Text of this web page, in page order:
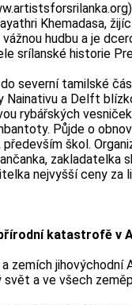
Khemadasa,
hudbu a je
srílanské historie
severní tamilské
Nainativu a Delft
rybářských vesniček
Půjde o
škol.
zakladatelka
nejvyšší ceny za
katastrofě v
zemích jihovýchodní
svět a ve všech